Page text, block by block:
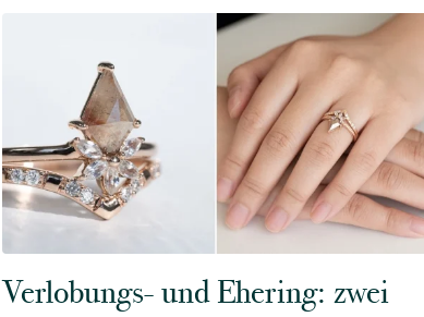
Verlobungs- und Ehering: zwei